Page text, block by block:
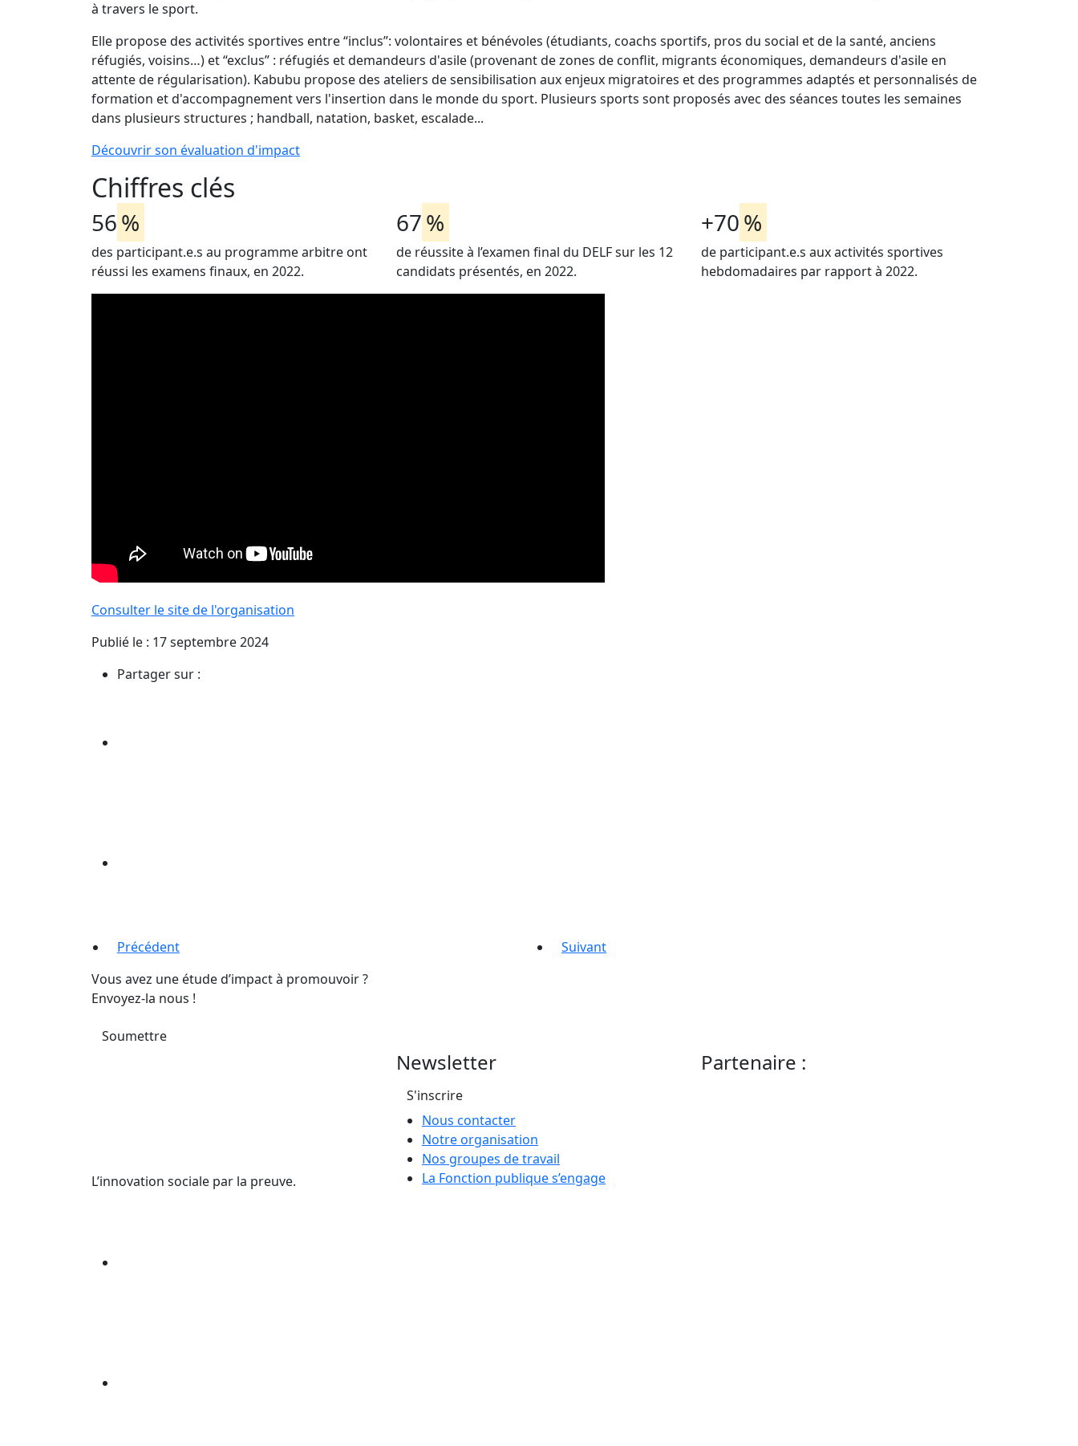
à travers le sport.
Elle propose des activités sportives entre “inclus”: volontaires et bénévoles (étudiants, coachs sportifs, pros du social et de la santé, anciens
réfugiés, voisins…) et “exclus” : réfugiés et demandeurs d'asile (provenant de zones de conflit, migrants économiques, demandeurs d'asile en
attente de régularisation). Kabubu propose des ateliers de sensibilisation aux enjeux migratoires et des programmes adaptés et personnalisés de
formation et d'accompagnement vers l'insertion dans le monde du sport. Plusieurs sports sont proposés avec des séances toutes les semaines
dans plusieurs structures ; handball, natation, basket, escalade...
Découvrir son évaluation d'impact
Chiffres clés
56%
des participant.e.s au programme arbitre ont
réussi les examens finaux, en 2022.
67%
de réussite à l’examen final du DELF sur les 12
candidats présentés, en 2022.
+70%
de participant.e.s aux activités sportives
hebdomadaires par rapport à 2022.
Consulter le site de l'organisation
Publié le : 17 septembre 2024
Partager sur :
Précédent
Suivant
Vous avez une étude d’impact à promouvoir ?
Envoyez-la nous !
Soumettre
L’innovation sociale par la preuve.
Newsletter
S'inscrire
Nous contacter
Notre organisation
Nos groupes de travail
La Fonction publique s’engage
Partenaire :